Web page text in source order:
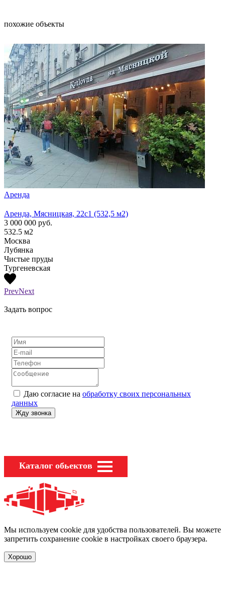
похожие объекты
Аренда
Аренда, Мясницкая, 22с1 (532,5 м2)
3 000 000 руб.
532.5 м2
Москва
Лубянка
Чистые пруды
Тургеневская
PrevNext
Задать вопрос
Даю согласие на обработку своих персональных
данных
Каталог обьектов
Мы используем cookie для удобства пользователей. Вы можете
запретить сохранение cookie в настройках своего браузера.
Хорошо